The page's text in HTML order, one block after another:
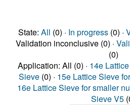
State: All (0) · In progress(0) ·
Validation inconclusive (0) ·
(0)
Application: All (0) · 14e
Sieve (0) · 15e Lattice Sieve
16e Lattice Sieve for smaller
Sieve V5